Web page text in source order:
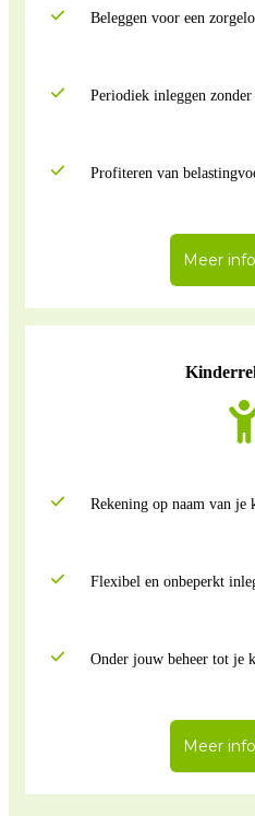
Beleggen voor een
Periodiek inleggen zonder
Profiteren van
Meer
Rekening op naam van je
Flexibel en onbeperkt
Onder jouw beheer tot je
Meer